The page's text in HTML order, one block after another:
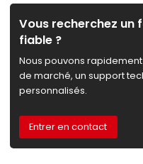
Vous recherchez un
fiable ?
Nous pouvons
de marché, un support
personnalisés.
Entrer en contact